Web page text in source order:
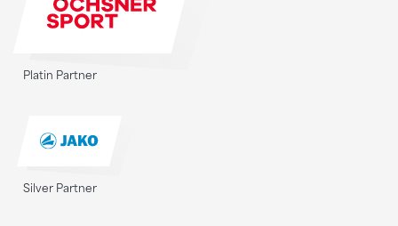
Platin Partner
Silver Partner